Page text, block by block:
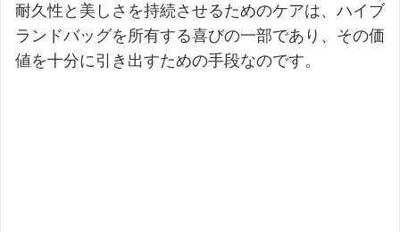
耐久性と美しさを持続させるためのケアは、ハイブ
ランドバッグを所有する喜びの一部であり、その価
値を十分に引き出すための手段なのです。